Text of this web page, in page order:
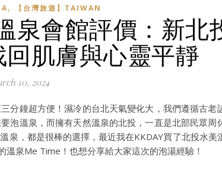
, 【台灣旅遊】TAIWAN
泉會館評價：新北
肌膚與心靈平靜
10, 2024
分鐘超方便！濕冷的台北天氣變化大，我們遵循古老
泡溫泉，而擁有天然溫泉的北投，一直是北部民眾周
泉，都是很棒的選擇，最近我在KKDAY買了北投水美
泉Me Time！也想分享給大家這次的泡湯經驗！